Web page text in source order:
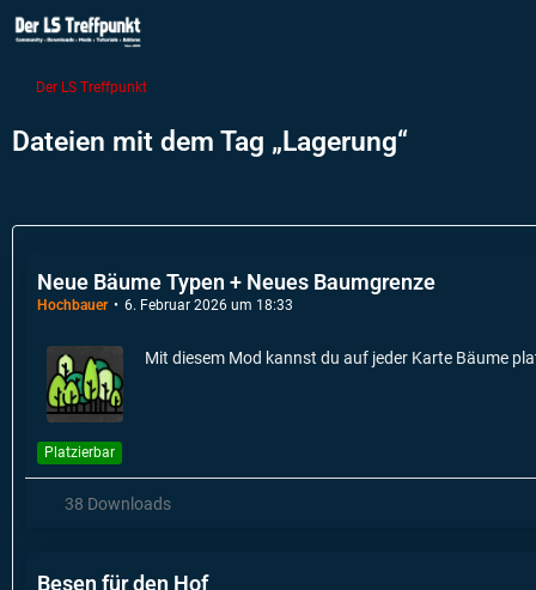
Der LS Treffpunkt
Dateien mit dem Tag „Lagerung“
Neue Bäume Typen + Neues Baumgrenze
Hochbauer 6. Februar 2026 um 18:33
Mit diesem Mod kannst du auf jeder Karte Bäume
Platzierbar
38 Downloads
Besen für den Hof